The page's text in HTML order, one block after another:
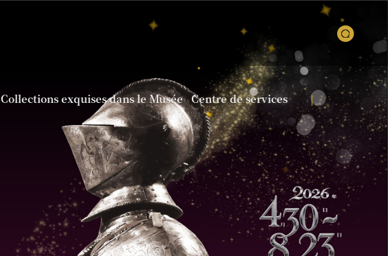
Collections exquises dans le Musée Centre de services